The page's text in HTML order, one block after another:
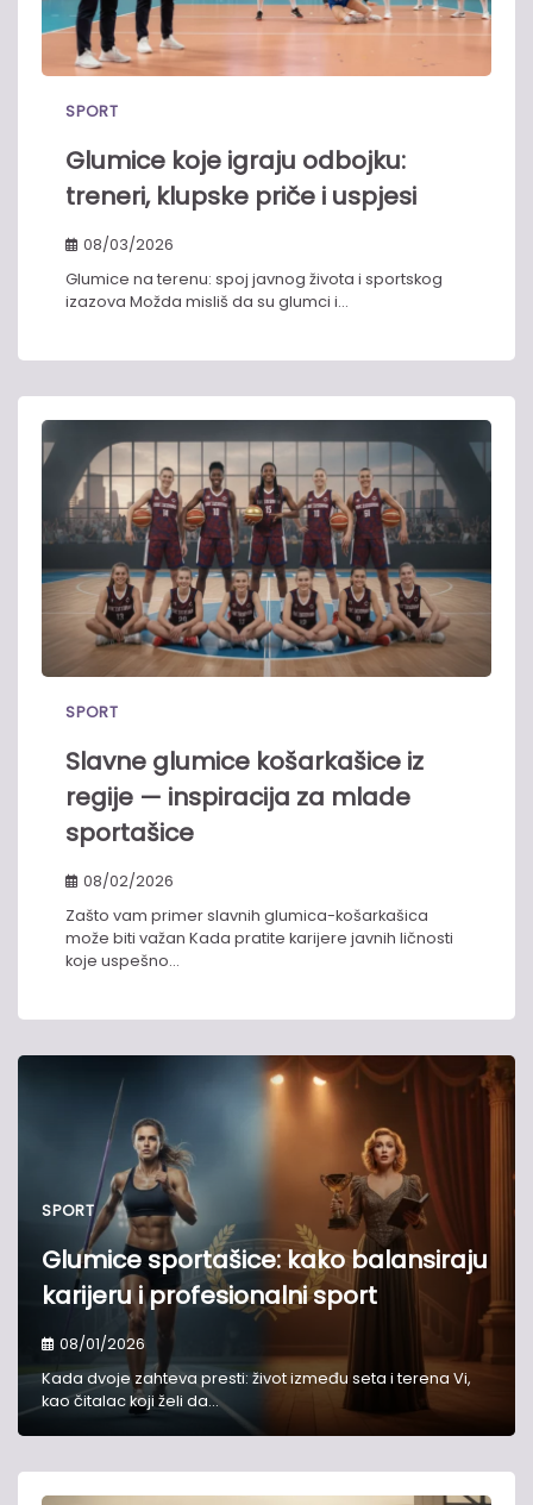
SPORT
Glumice koje igraju odbojku:
treneri, klupske priče i uspjesi
08/03/2026
Glumice na terenu: spoj javnog života i sportskog
izazova Možda misliš da su glumci i…
SPORT
Slavne glumice košarkašice iz
regije — inspiracija za mlade
sportašice
08/02/2026
Zašto vam primer slavnih glumica-košarkašica
može biti važan Kada pratite karijere javnih ličnosti
koje uspešno…
SPORT
Glumice sportašice: kako balansiraju
karijeru i profesionalni sport
08/01/2026
Kada dvoje zahteva presti: život između seta i terena Vi,
kao čitalac koji želi da…